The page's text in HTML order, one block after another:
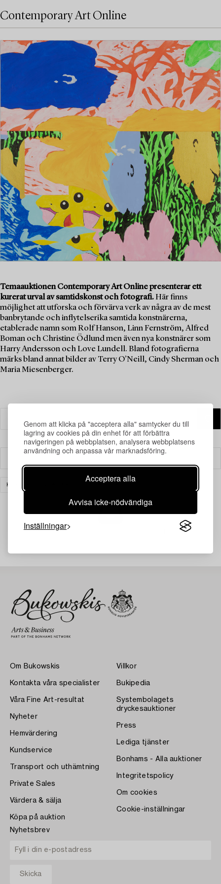
Genom att klicka på "acceptera alla" samtycker du till
lagring av cookies på din enhet för att förbättra
navigeringen på webbplatsen, analysera webbplatsens
användning och anpassa vår marknadsföring.
Acceptera alla
Avvisa icke-nödvändiga
Inställningar
Contemporary Art Online
Temaauktionen Contemporary Art Online presenterar ett
kurerat urval av samtidskonst och fotografi.Här finns
möjlighet att utforska och förvärva verk av några av de mest
banbrytande och inflytelserika samtida konstnärerna,
etablerade namn som Rolf Hanson, Linn Fernström, Alfred
Boman och Christine Ödlund men även nya konstnärer som
Harry Andersson och Love Lundell. Bland fotografierna
märks bland annat bilder av Terry O’Neill, Cindy Sherman och
Maria Miesenberger.
KONST
Din sökning gav ingen träff just nu.
Om Bukowskis
Kontakta våra specialister
Våra Fine Art-resultat
Nyheter
Hemvärdering
Kundservice
Transport och uthämtning
Private Sales
Värdera & sälja
Köpa på auktion
Villkor
Bukipedia
Systembolagets
dryckesauktioner
Press
Lediga tjänster
Bonhams - Alla auktioner
Integritetspolicy
Om cookies
Cookie-inställningar
Nyhetsbrev